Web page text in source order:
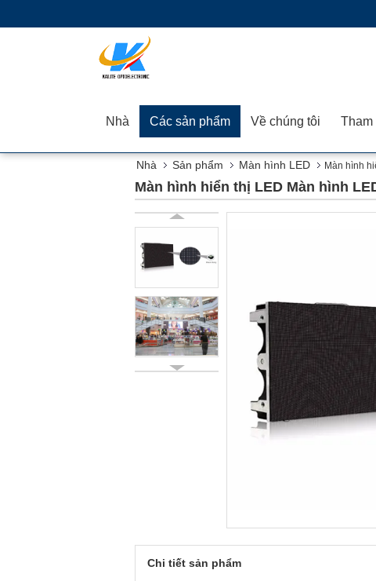
Nhà Các sản phẩm Về chúng tôi
Nhà Sản phẩm Màn hình LED Màn hình
Màn hình hiển thị LED Màn hình
Chi tiết sản phẩm